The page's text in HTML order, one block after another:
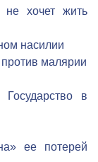
не хочет жить
насилии
малярии
в
ее потерей